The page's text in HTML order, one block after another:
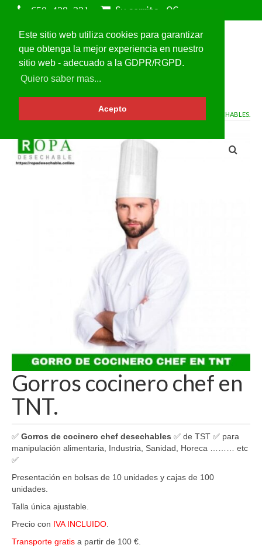
Este sitio web utiliza cookies para garantizar
que obtenga la mejor experiencia en nuestro
sitio web - adecuado a la GDPR/RGPD.
Quiero saber mas...
Acepto
Su carrito 0€
VOLVER A GORROS DE COCINERO DESECHABLES.
Gorros cocinero chef en
TNT.
✅ Gorros de cocinero chef desechables ✅ de TST ✅ para
manipulación alimentaria, Industria, Sanidad, Horeca ……… etc
✅
Presentación en bolsas de 10 unidades y cajas de 100
unidades.
Talla única ajustable.
Precio con IVA INCLUIDO
Transporte gratis a partir de 100 €.